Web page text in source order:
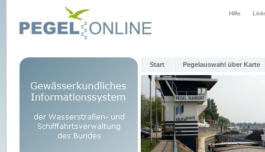
Hilfe
Start Pegelauswahl über Karte